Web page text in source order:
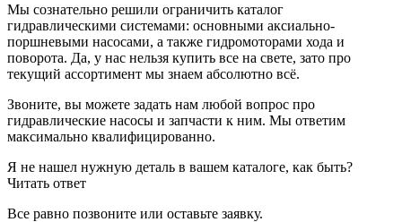
Мы сознательно решили ограничить каталог
гидравлическими системами: основными аксиально-
поршневыми насосами, а также гидромоторами хода и
поворота. Да, у нас нельзя купить все на свете, зато про
текущий ассортимент мы знаем абсолютно всё.
Звоните, вы можете задать нам любой вопрос про
гидравлические насосы и запчасти к ним. Мы ответим
максимально квалифицированно.
Я не нашел нужную деталь в вашем каталоге, как быть?
Читать ответ
Все равно позвоните или оставьте заявку.